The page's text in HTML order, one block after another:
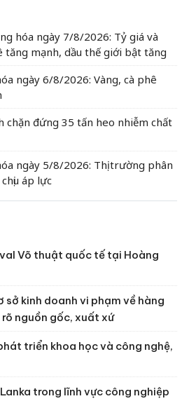
hóa ngày 7/8/2026: Tỷ giá và
tăng mạnh, dầu thế giới bật tăng
ngày 6/8/2026: Vàng, cà phê
chặn đứng 35 tấn heo nhiễm chất
ngày 5/8/2026: Thị trường phân
áp lực
Võ thuật quốc tế tại Hoàng
sở kinh doanh vi phạm về hàng
nguồn gốc, xuất xứ
triển khoa học và công nghệ,
trong lĩnh vực công nghiệp